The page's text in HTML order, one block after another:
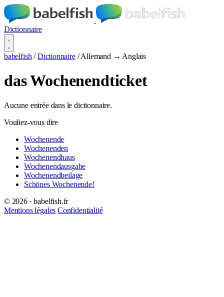
Dictionnaire
babelfish / Dictionnaire / Allemand → Anglais
das Wochenendticket
Aucune entrée dans le dictionnaire.
Vouliez-vous dire
Wochenende
Wochenenden
Wochenendhaus
Wochenendausgabe
Wochenendbeilage
Schönes Wochenende!
© 2026 · babelfish.fr
Mentions légales Confidentialité